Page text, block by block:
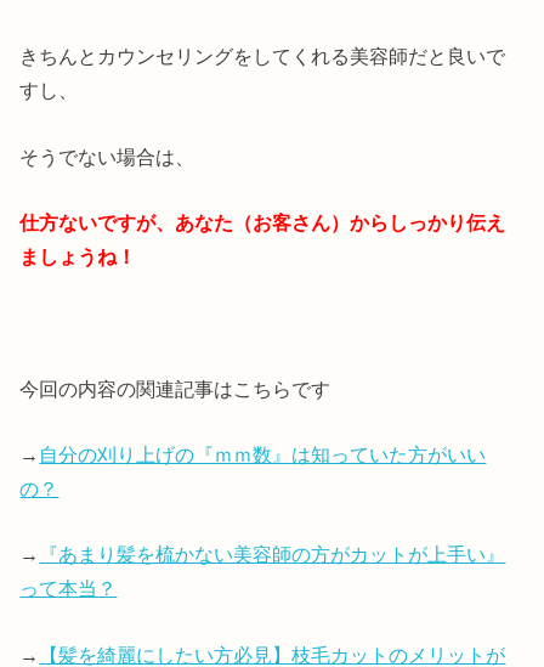
きちんとカウンセリングをしてくれる美容師だと良いで
すし、
そうでない場合は、
仕方ないですが、あなた（お客さん）からしっかり伝え
ましょうね！
今回の内容の関連記事はこちらです
→ 自分の刈り上げの『ｍｍ数』は知っていた方がいい
の？
→
『あまり髪を梳かない美容師の方がカットが上手い』
って本当？
→
【髪を綺麗にしたい方必見】枝毛カットのメリットが